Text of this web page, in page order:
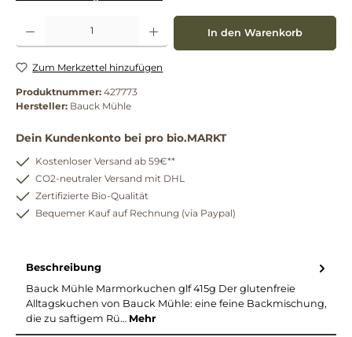
Produkt Anzahl: Gib den gewünschten Wert ein oder benutze die Schaltflächen um
In den Warenkorb
Zum Merkzettel hinzufügen
Produktnummer: 427773
Hersteller: Bauck Mühle
Dein Kundenkonto bei pro bio.MARKT
Kostenloser Versand ab 59€**
CO2-neutraler Versand mit DHL
Zertifizierte Bio-Qualität
Bequemer Kauf auf Rechnung (via Paypal)
Beschreibung
Bauck Mühle Marmorkuchen glf 415g Der glutenfreie
Alltagskuchen von Bauck Mühle: eine feine Backmischung,
die zu saftigem Rü… Mehr